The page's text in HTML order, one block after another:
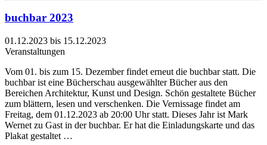
buchbar 2023
01.12.2023 bis 15.12.2023
Veranstaltungen
Vom 01. bis zum 15. Dezember findet erneut die buchbar statt. Die
buchbar ist eine Bücherschau ausgewählter Bücher aus den
Bereichen Architektur, Kunst und Design. Schön gestaltete Bücher
zum blättern, lesen und verschenken. Die Vernissage findet am
Freitag, dem 01.12.2023 ab 20:00 Uhr statt. Dieses Jahr ist Mark
Wernet zu Gast in der buchbar. Er hat die Einladungskarte und das
Plakat gestaltet …